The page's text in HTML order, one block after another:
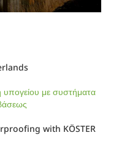
υπογείου με συστήματα
with KÖSTER